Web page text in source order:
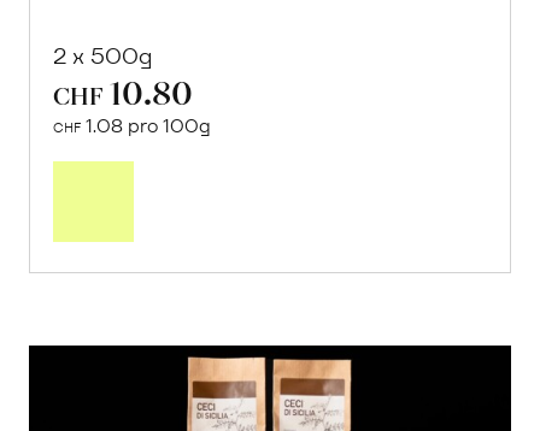
2 x 500g
CHF 10.80
CHF 1.08 pro 100g